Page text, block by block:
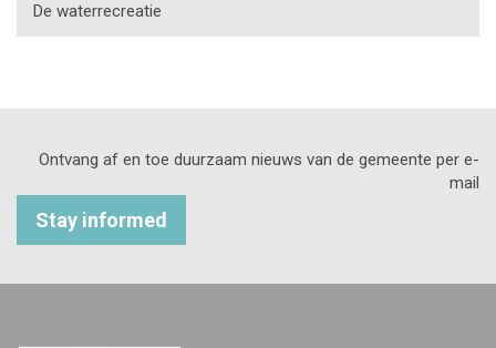
De waterrecreatie
Ontvang af en toe duurzaam nieuws van de gemeente per e-
mail
Stay informed